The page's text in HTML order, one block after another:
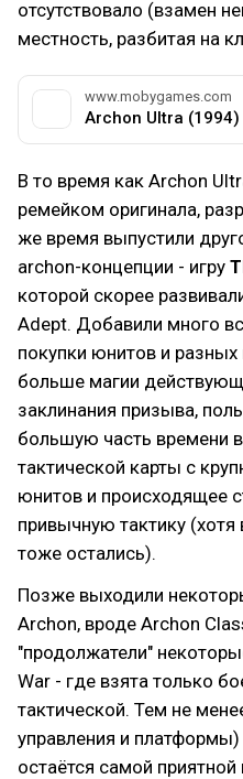
отсутствовало (взамен
местность, разбитая на
www.mobygames.com
В то время как Archon
ремейком оригинала,
же время выпустили
archon-концепции - игру
которой скорее
Adept. Добавили много
покупки юнитов и
больше магии
заклинания призыва,
большую часть времени
тактической карты с
юнитов и происходящее
привычную тактику
тоже остались).
Позже выходили
Arсhon, вроде Archon
"продолжатели"
War - где взята только
тактической. Тем не
управления и
остаётся самой приятной